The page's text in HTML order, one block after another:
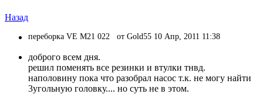
Назад
переборка VE М21 022 от Gold55 10 Апр, 2011 11:38
доброго всем дня.
решил поменять все резинки и втулки тнвд.
наполовину пока что разобрал насос т.к. не могу найти
3угольную головку.... но суть не в этом.